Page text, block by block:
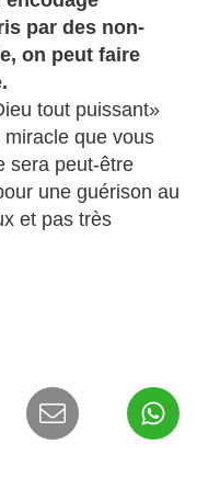
par des non-
on peut faire
tout puissant»
que vous
sera peut-être
une guérison au
et pas très